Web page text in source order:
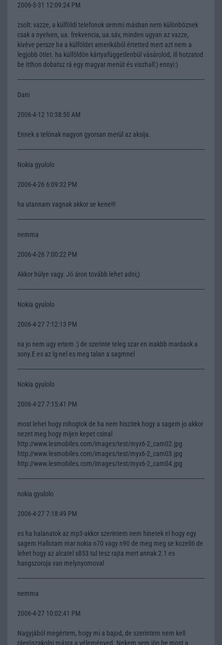
2006-3-31 12:09:24 PM
zsolt: vazze, a külföldi telefonok semmi másban nem különböznek
csak a nyelven, ua. frekvencia, ua.sáv, minden ugyan az vazze,
kivéve persze ha a külföldet amerikából értetted mert azt nem a
legjobb ötlet. ha külföldön kártyafüggetlenbül vásárolod, ill hotzatod
be itthon dobatsz rá egy magyar menüt és viszhall:) ennyi:)
Dani
2006-4-12 10:38:50 AM
Ennek a telónak nagyon gyorsan merül az aksija.
Nokia gyulolo
2006-4-26 6:09:32 PM
ha utannam vagnak akkor se kene!!!
nemma
2006-4-26 7:00:22 PM
Akkor hülye vagy. Jó áron tovább lehet adni;)
Nokia gyulolo
2006-4-27 7:12:13 PM
na jo nem ugy ertem :) de szerinte teleg szar en inakbb mardaok a
sony.E es az lg-nel es meg talan a sagmnel
Nokia gyulolo
2006-4-27 7:15:41 PM
most lehet hogy rohogtok de ha nem hiszitek hogy a sagem jo akkor
nezet meg hogy mijen kepet csinal
http://www.lesmobiles.com/images/test/myx6-2_cam02.jpg
http://www.lesmobiles.com/images/test/myx6-2_cam03.jpg
http://www.lesmobiles.com/images/test/myx6-2_cam04.jpg
nokia gyulolo
2006-4-27 7:18:49 PM
es ha halanatok az mp3-akkor szerintem nem hinetek el hogy egy
sagem Hallotam mar nokia n70 vagy n90 de meg meg se kozeliti de
lehet hogy az alcatel s853 tul tesz rajta mert annak 2.1 es
hangszoroja van melynyomoval
nemma
2006-4-27 10:02:41 PM
Nagyjából megértem, hogy mi a bajod, de szerintem nem kell
ráeröszakolni másra a véleményed. Nekem sem jön be most a